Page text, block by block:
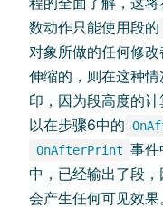
数动作只能使用段的
对象所做的任何修
伸缩的，则在这种
印，因为段高度的
以在步骤6中的
OnAfterPrint 事件
中，已经输出了段
会产生任何可见效